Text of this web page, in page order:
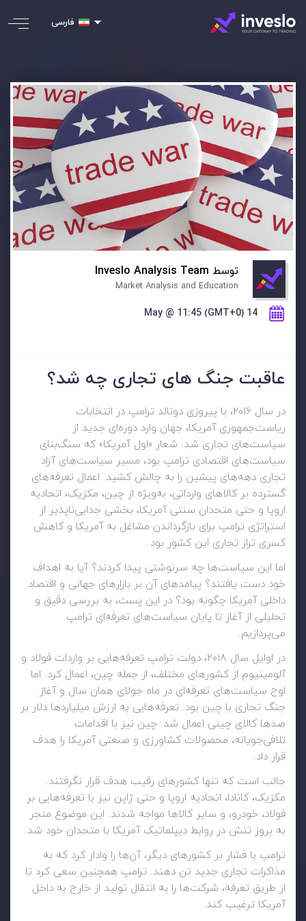
فارسی
توسط Inveslo Analysis Team
Market Analysis and Education
14 May @ 11:45 (GMT+0)
عاقبت جنگ های تجاری چه شد؟
در سال ۲۰۱۶، با پیروزی دونالد ترامپ در انتخابات
ریاست‌جمهوری آمریکا، جهان وارد دوره‌ای جدید از
سیاست‌های تجاری شد. شعار «اول آمریکا» که سنگ‌بنای
سیاست‌های اقتصادی ترامپ بود، مسیر سیاست‌های آزاد
تجاری دهه‌های پیشین را به چالش کشید. اعمال تعرفه‌های
گسترده بر کالاهای وارداتی، به‌ویژه از چین، مکزیک، اتحادیه
اروپا و حتی متحدان سنتی آمریکا، بخشی جدایی‌ناپذیر از
استراتژی ترامپ برای بازگرداندن مشاغل به آمریکا و کاهش
کسری تراز تجاری این کشور بود.
اما این سیاست‌ها چه سرنوشتی پیدا کردند؟ آیا به اهداف
خود دست یافتند؟ پیامدهای آن بر بازارهای جهانی و اقتصاد
داخلی آمریکا چگونه بود؟ در این پست، به بررسی دقیق و
تحلیلی از آغاز تا پایان سیاست‌های تعرفه‌ای ترامپ
می‌پردازیم.
در اوایل سال ۲۰۱۸، دولت ترامپ تعرفه‌هایی بر واردات فولاد و
آلومینیوم از کشورهای مختلف، از جمله چین، اعمال کرد. اما
اوج سیاست‌های تعرفه‌ای در ماه جولای همان سال و آغاز
جنگ تجاری با چین بود. تعرفه‌هایی به ارزش میلیاردها دلار بر
صدها کالای چینی اعمال شد. چین نیز با اقدامات
تلافی‌جویانه، محصولات کشاورزی و صنعتی آمریکا را هدف
قرار داد.
جالب است که تنها کشورهای رقیب هدف قرار نگرفتند.
مکزیک، کانادا، اتحادیه اروپا و حتی ژاپن نیز با تعرفه‌هایی بر
فولاد، خودرو، و سایر کالاها مواجه شدند. این موضوع منجر
به بروز تنش در روابط دیپلماتیک آمریکا با متحدان خود شد.
ترامپ با فشار بر کشورهای دیگر، آن‌ها را وادار کرد که به
مذاکرات تجاری جدید تن دهند. ترامپ همچنین سعی کرد تا
از طریق تعرفه، شرکت‌ها را به انتقال تولید از خارج به داخل
آمریکا ترغیب کند.